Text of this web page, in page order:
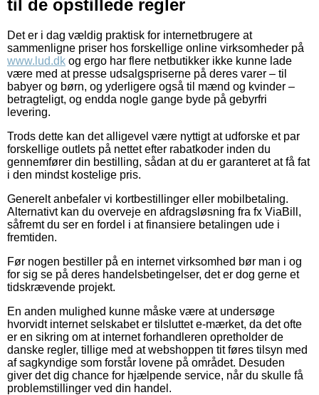
til de opstillede regler
Det er i dag vældig praktisk for internetbrugere at
sammenligne priser hos forskellige online virksomheder på
www.lud.dk og ergo har flere netbutikker ikke kunne lade
være med at presse udsalgspriserne på deres varer – til
babyer og børn, og yderligere også til mænd og kvinder –
betragteligt, og endda nogle gange byde på gebyrfri
levering.
Trods dette kan det alligevel være nyttigt at udforske et par
forskellige outlets på nettet efter rabatkoder inden du
gennemfører din bestilling, sådan at du er garanteret at få fat
i den mindst kostelige pris.
Generelt anbefaler vi kortbestillinger eller mobilbetaling.
Alternativt kan du overveje en afdragsløsning fra fx ViaBill,
såfremt du ser en fordel i at finansiere betalingen ude i
fremtiden.
Før nogen bestiller på en internet virksomhed bør man i og
for sig se på deres handelsbetingelser, det er dog gerne et
tidskrævende projekt.
En anden mulighed kunne måske være at undersøge
hvorvidt internet selskabet er tilsluttet e-mærket, da det ofte
er en sikring om at internet forhandleren opretholder de
danske regler, tillige med at webshoppen tit føres tilsyn med
af sagkyndige som forstår lovene på området. Desuden
giver det dig chance for hjælpende service, når du skulle få
problemstillinger ved din handel.